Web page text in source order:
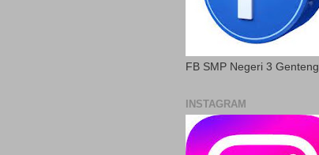
FB SMP Negeri 3 Genteng
INSTAGRAM